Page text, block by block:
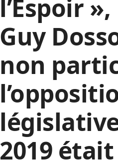
l’Espoir
Guy
non
2019